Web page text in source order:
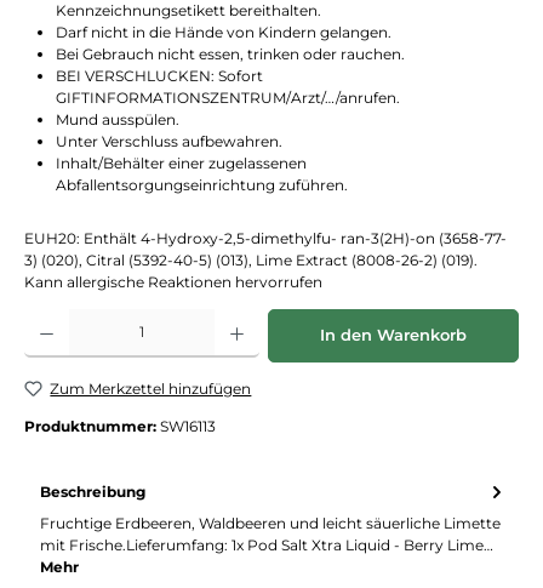
Kennzeichnungsetikett bereithalten.
Darf nicht in die Hände von Kindern gelangen.
Bei Gebrauch nicht essen, trinken oder rauchen.
BEI VERSCHLUCKEN: Sofort
GIFTINFORMATIONSZENTRUM/Arzt/…/anrufen.
Mund ausspülen.
Unter Verschluss aufbewahren.
Inhalt/Behälter einer zugelassenen
Abfallentsorgungseinrichtung zuführen.
EUH20: Enthält 4-Hydroxy-2,5-dimethylfu- ran-3(2H)-on (3658-77-
3) (020), Citral (5392-40-5) (013), Lime Extract (8008-26-2) (019).
Kann allergische Reaktionen hervorrufen
Produkt Anzahl: Gib den gewünschten Wert ein oder benutze die
In den Warenkorb
Zum Merkzettel hinzufügen
Produktnummer: SW16113
Beschreibung
Fruchtige Erdbeeren, Waldbeeren und leicht säuerliche Limette
mit Frische.Lieferumfang: 1x Pod Salt Xtra Liquid - Berry Lime…
Mehr